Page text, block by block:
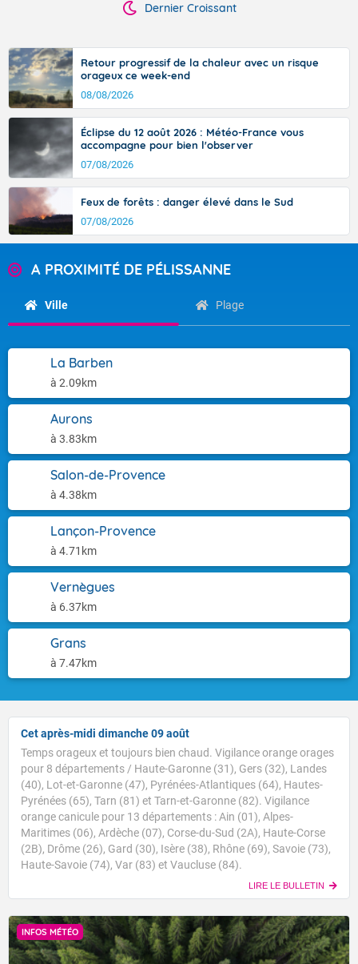
Dernier Croissant
Retour progressif de la chaleur avec un risque
orageux ce week-end
08/08/2026
Éclipse du 12 août 2026 : Météo-France vous
accompagne pour bien l'observer
07/08/2026
Feux de forêts : danger élevé dans le Sud
07/08/2026
A PROXIMITÉ DE PÉLISSANNE
Ville Plage
La Barben
à 2.09km
Aurons
à 3.83km
Salon-de-Provence
à 4.38km
Lançon-Provence
à 4.71km
Vernègues
à 6.37km
Grans
à 7.47km
Cet après-midi dimanche 09 août
Temps orageux et toujours bien chaud. Vigilance orange orages
pour 8 départements / Haute-Garonne (31), Gers (32), Landes
(40), Lot-et-Garonne (47), Pyrénées-Atlantiques (64), Hautes-
Pyrénées (65), Tarn (81) et Tarn-et-Garonne (82). Vigilance
orange canicule pour 13 départements : Ain (01), Alpes-
Maritimes (06), Ardèche (07), Corse-du-Sud (2A), Haute-Corse
(2B), Drôme (26), Gard (30), Isère (38), Rhône (69), Savoie (73),
Haute-Savoie (74), Var (83) et Vaucluse (84).
LIRE LE BULLETIN
INFOS MÉTÉO